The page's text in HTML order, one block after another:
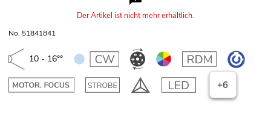
Der Artikel ist nicht mehr erhältlich.
No. 51841841
10 - 16°°
+6